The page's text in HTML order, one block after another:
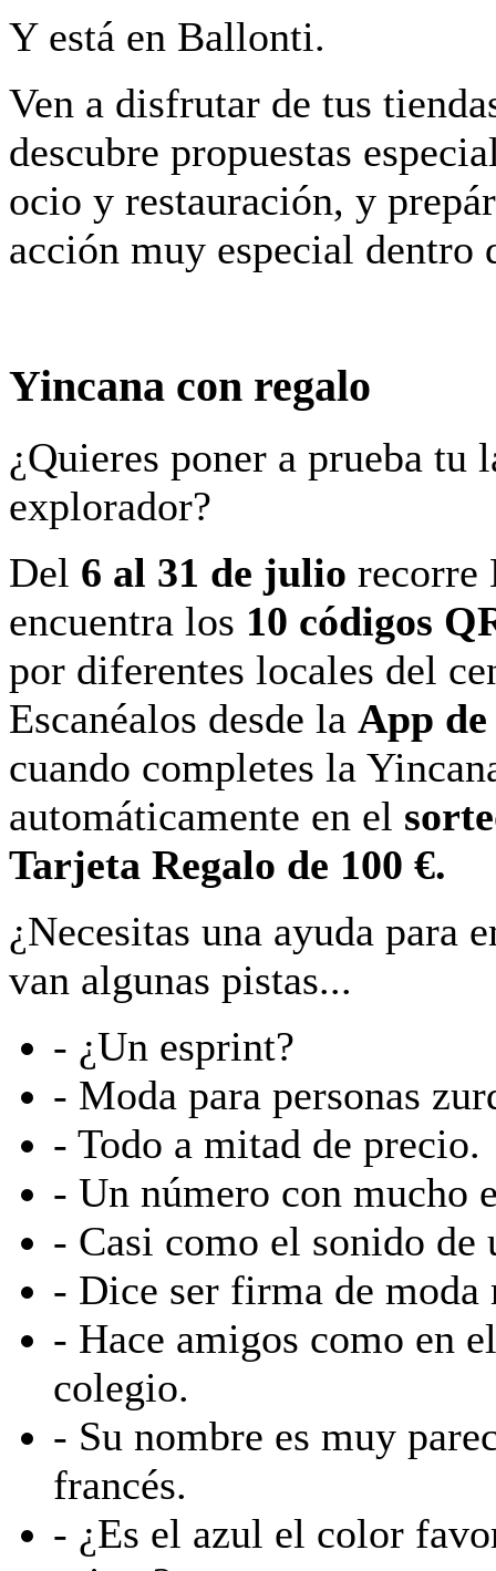
Y está en Ballonti.
Ven a disfrutar de tus
descubre propuestas
ocio y restauración, y
acción muy especial dentro
Yincana con regalo
¿Quieres poner a prueba tu
explorador?
Del 6 al 31 de julio
encuentra los 10 códigos
por diferentes locales del
Escanéalos desde la App
cuando completes la
automáticamente en el
Tarjeta Regalo de 100 €.
¿Necesitas una ayuda para
van algunas pistas...
- ¿Un esprint?
- Moda para personas
- Todo a mitad de precio.
- Un número con mucho
- Casi como el sonido de
- Dice ser firma de moda
- Hace amigos como en
colegio.
- Su nombre es muy
francés.
- ¿Es el azul el color